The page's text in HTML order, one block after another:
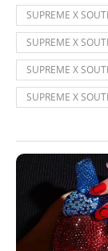
SUPREME X
SUPREME X
SUPREME X
SUPREME X